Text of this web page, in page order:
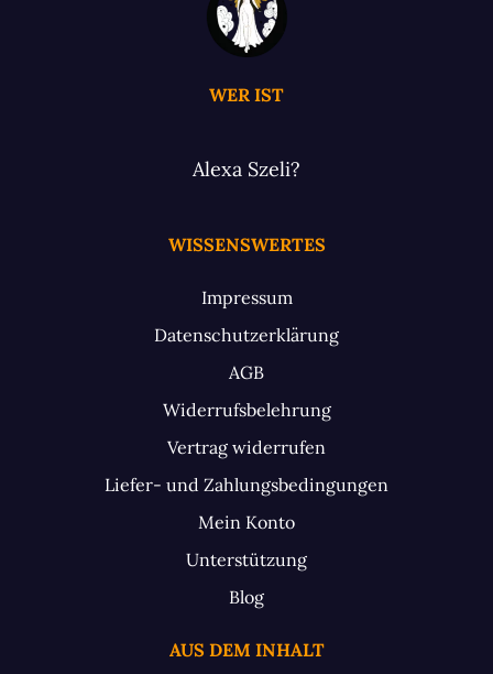
WER IST
Alexa Szeli?
WISSENSWERTES
Impressum
Datenschutzerklärung
AGB
Widerrufsbelehrung
Vertrag widerrufen
Liefer- und Zahlungsbedingungen
Mein Konto
Unterstützung
Blog
AUS DEM INHALT